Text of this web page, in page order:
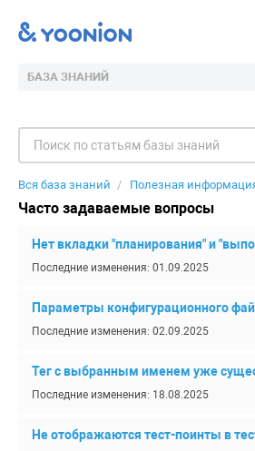
БАЗА ЗНАНИЙ
Вся база знаний Полезная
Часто задаваемые вопросы
Нет вкладки "планирования" и
Последние изменения: 01.09.2025
Параметры конфигурационного
Последние изменения: 02.09.2025
Тег с выбранным именем уже
Последние изменения: 18.08.2025
Не отображаются тест-поинты в